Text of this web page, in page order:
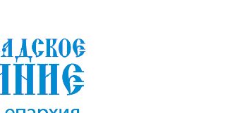
ПАВЛОВО-